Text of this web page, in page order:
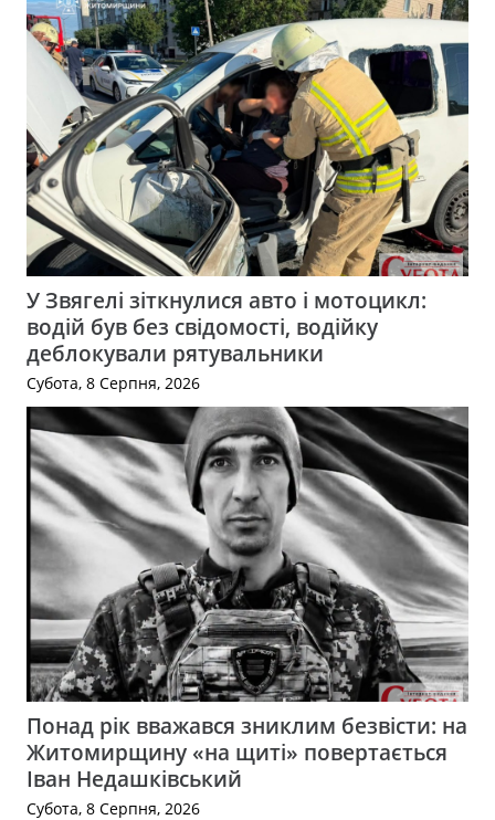
У Звягелі зіткнулися авто і мотоцикл:
водій був без свідомості, водійку
деблокували рятувальники
Субота, 8 Серпня, 2026
Понад рік вважався зниклим безвісти: на
Житомирщину «на щиті» повертається
Іван Недашківський
Субота, 8 Серпня, 2026